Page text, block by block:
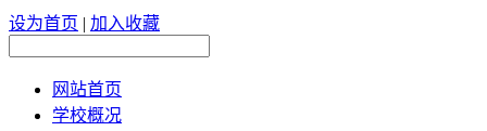
设为首页 | 加入收藏
网站首页
学校概况